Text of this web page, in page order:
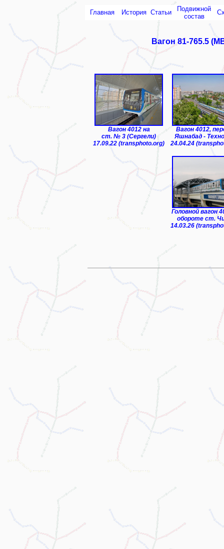
Главная История Статьи
Подвижной
состав
Вагон 81-765.5
Вагон 4012 на
ст. № 3 (Сергели)
17.09.22 (transphoto.org)
Вагон 4012,
Яшнабад -
24.04.24
Головной вагон
обороте ст.
14.03.26